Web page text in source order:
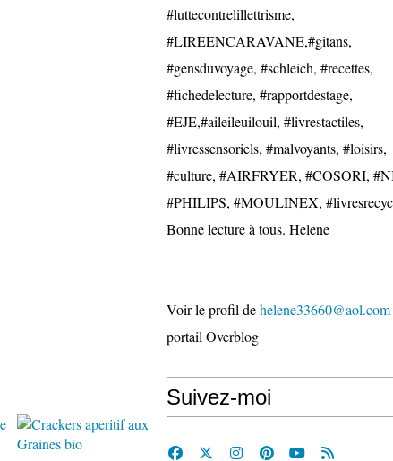
#luttecontrelillettrisme,
#LIREENCARAVANE,#gitans,
#gensduvoyage, #schleich, #recettes,
#fichedelecture, #rapportdestage,
#EJE,#aileileuilouil, #livrestactiles,
#livressensoriels, #malvoyants, #loisirs,
#culture, #AIRFRYER, #COSORI,
#PHILIPS, #MOULINEX,
Bonne lecture à tous. Helene
Voir le profil dehelene33660@aol.com
portail Overblog
Suivez-moi